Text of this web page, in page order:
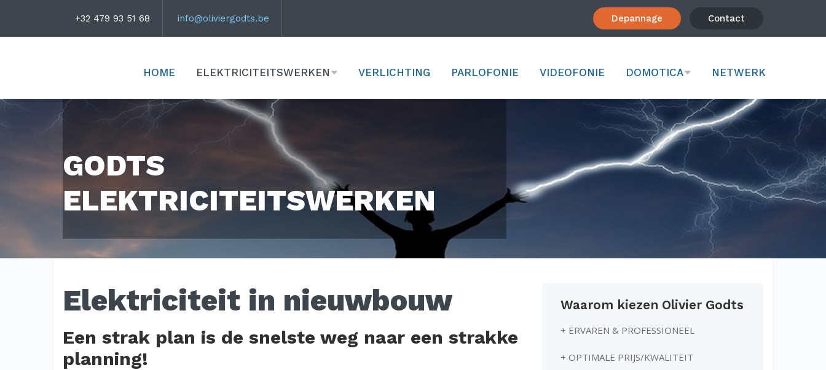
+32 479 93 51 68 info@oliviergodts.be Depannage Contact
HOME ELEKTRICITEITSWERKEN VERLICHTING PARLOFONIE VIDEOFONIE DOMOTICA NETWERK
GODTS
ELEKTRICITEITSWERKEN
Elektriciteit in nieuwbouw
Een strak plan is de snelste weg naar een strakke
planning!
Waarom kiezen Olivier Godts
+ ERVAREN & PROFESSIONEEL
+ OPTIMALE PRIJS/KWALITEIT